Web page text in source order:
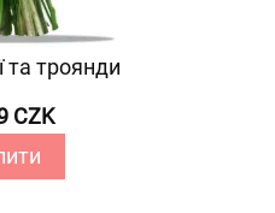
та троянди
CZK